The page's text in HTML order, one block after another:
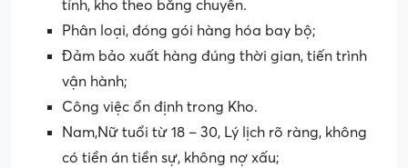
tỉnh, kho theo băng chuyền.
Phân loại, đóng gói hàng hóa bay bộ;
Đảm bảo xuất hàng đúng thời gian, tiến trình
vận hành;
Công việc ổn định trong Kho.
Nam,Nữ tuổi từ 18 – 30, Lý lịch rõ ràng, không
có tiền án tiền sự, không nợ xấu;